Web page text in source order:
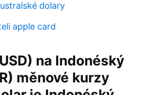
dolary
apple card
na Indonéský
měnové kurzy